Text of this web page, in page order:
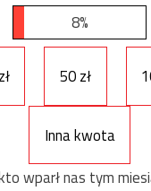
8%
50 zł
Inna kwota
wparł nas tym